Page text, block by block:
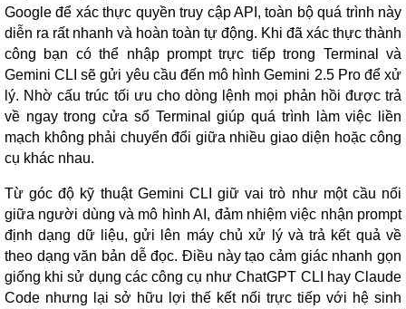
Google để xác thực quyền truy cập API, toàn bộ quá trình này
diễn ra rất nhanh và hoàn toàn tự động. Khi đã xác thực thành
công bạn có thể nhập prompt trực tiếp trong Terminal và
Gemini CLI sẽ gửi yêu cầu đến mô hình Gemini 2.5 Pro để xử
lý. Nhờ cấu trúc tối ưu cho dòng lệnh mọi phản hồi được trả
về ngay trong cửa sổ Terminal giúp quá trình làm việc liền
mạch không phải chuyển đổi giữa nhiều giao diện hoặc công
cụ khác nhau.
Từ góc độ kỹ thuật Gemini CLI giữ vai trò như một cầu nối
giữa người dùng và mô hình AI, đảm nhiệm việc nhận prompt
định dạng dữ liệu, gửi lên máy chủ xử lý và trả kết quả về
theo dạng văn bản dễ đọc. Điều này tạo cảm giác nhanh gọn
giống khi sử dụng các công cụ như ChatGPT CLI hay Claude
Code nhưng lại sở hữu lợi thế kết nối trực tiếp với hệ sinh